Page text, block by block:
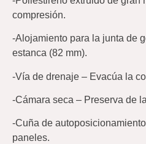
compresión.
-Alojamiento para la junta de
estanca (82 mm).
-Vía de drenaje – Evacúa la
-Cámara seca – Preserva de
-Cuña de
paneles.